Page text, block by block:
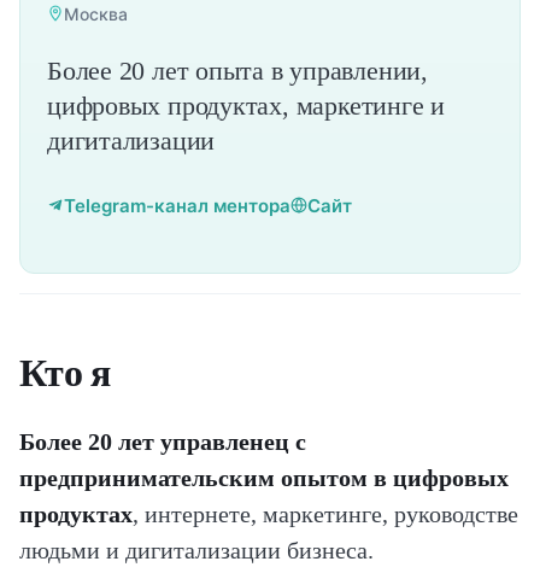
Москва
Более 20 лет опыта в управлении,
цифровых продуктах, маркетинге и
дигитализации
Telegram-канал ментора Сайт
Кто я
Более 20 лет управленец с
предпринимательским опытом в цифровых
продуктах, интернете, маркетинге, руководстве
людьми и дигитализации бизнеса.